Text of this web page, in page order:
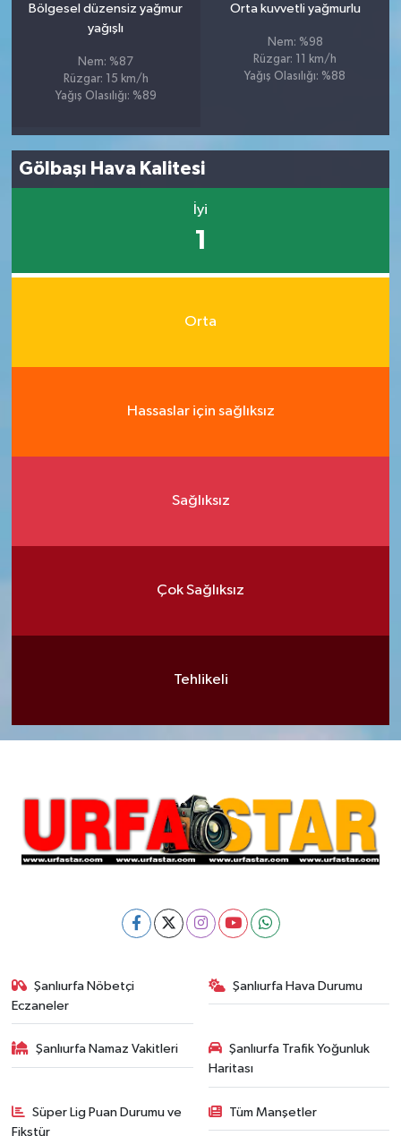
Bölgesel düzensiz yağmur
yağışlı
Nem: %87
Rüzgar: 15 km/h
Yağış Olasılığı: %89
Orta kuvvetli yağmurlu
Nem: %98
Rüzgar: 11 km/h
Yağış Olasılığı: %88
Gölbaşı Hava Kalitesi
İyi
1
Orta
Hassaslar için sağlıksız
Sağlıksız
Çok Sağlıksız
Tehlikeli
Şanlıurfa Nöbetçi
Eczaneler
Şanlıurfa Hava Durumu
Şanlıurfa Namaz Vakitleri
Şanlıurfa Trafik Yoğunluk
Haritası
Süper Lig Puan Durumu ve
Fikstür
Tüm Manşetler